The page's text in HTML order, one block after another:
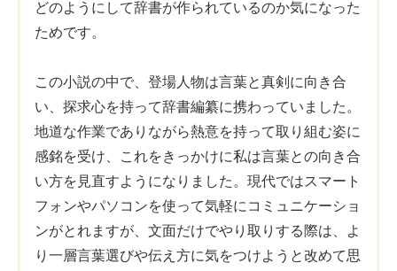
どのようにして辞書が作られているのか気になった
ためです。
この小説の中で、登場人物は言葉と真剣に向き合
い、探求心を持って辞書編纂に携わっていました。
地道な作業でありながら熱意を持って取り組む姿に
感銘を受け、これをきっかけに私は言葉との向き合
い方を見直すようになりました。現代ではスマート
フォンやパソコンを使って気軽にコミュニケーショ
ンがとれますが、文面だけでやり取りする際は、よ
り一層言葉選びや伝え方に気をつけようと改めて思